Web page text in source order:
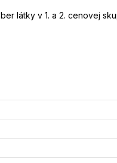
látky v 1. a 2. cenovej